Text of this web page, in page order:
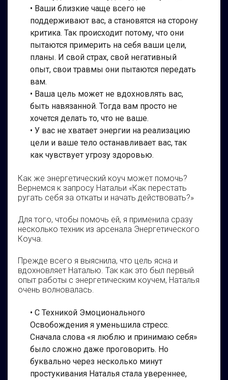
• Ваши близкие чаще всего не
поддерживают вас, а становятся на сторону
критика. Так происходит потому, что они
пытаются примерить на себя ваши цели,
планы. И свой страх, свой негативный
опыт, свои травмы они пытаются передать
вам.
• Ваша цель может не вдохновлять вас,
быть навязанной. Тогда вам просто не
хочется делать то, что не ваше.
• У вас не хватает энергии на реализацию
цели и ваше тело останавливает вас, так
как чувствует угрозу здоровью.
Как же энергетический коуч может помочь?
Вернемся к запросу Натальи «Как перестать
ругать себя за откаты и начать действовать?»
Для того, чтобы помочь ей, я применила сразу
несколько техник из арсенала Энергетического
Коуча.
Прежде всего я выяснила, что цель ясна и
вдохновляет Наталью. Так как это был первый
опыт работы с энергетическим коучем, Наталья
очень волновалась.
• С Техникой Эмоционального
Освобождения я уменьшила стресс.
Сначала слова «я люблю и принимаю себя»
было сложно даже проговорить. Но
буквально через несколько минут
простукивания Наталья стала увереннее,